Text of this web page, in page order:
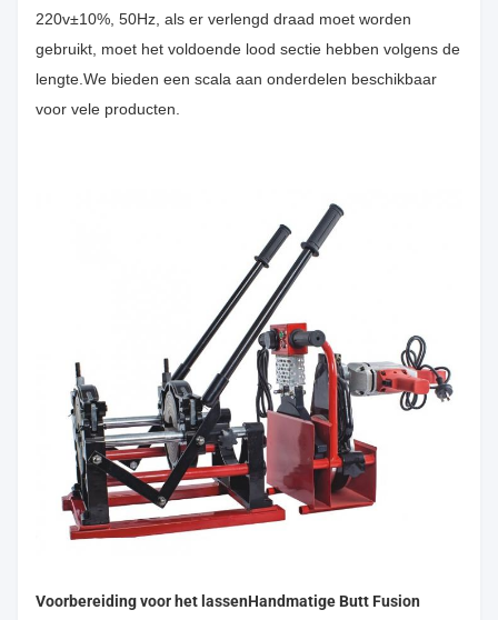
220v±10%, 50Hz, als er verlengd draad moet worden
gebruikt, moet het voldoende lood sectie hebben volgens de
lengte.We bieden een scala aan onderdelen beschikbaar
voor vele producten.
Voorbereiding voor het lassenHandmatige Butt Fusion